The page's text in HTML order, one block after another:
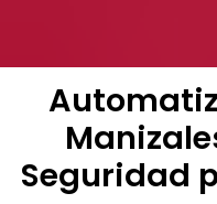
Seguridad